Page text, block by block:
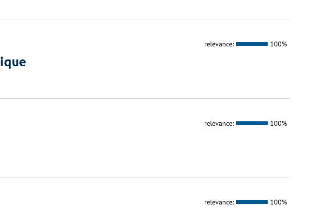
relevance: 100%
relevance: 100%
relevance: 100%